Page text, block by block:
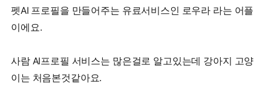
펫AI 프로필을 만들어주는 유료서비스인 로우라 라는 어플
이에요.
사람 AI프로필 서비스는 많은걸로 알고있는데 강아지 고양
이는 처음본것같아요.